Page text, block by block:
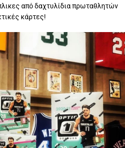
από δαχτυλίδια πρωταθλητών
κάρτες!